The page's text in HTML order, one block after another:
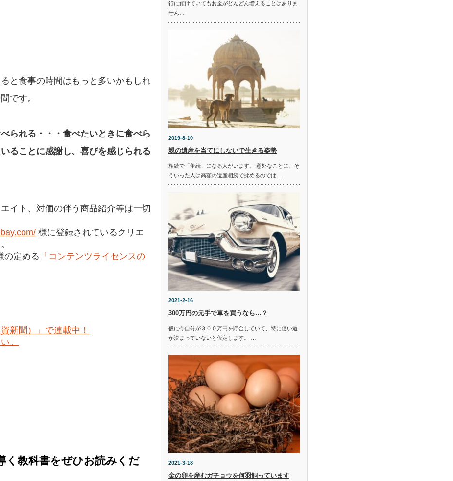
と食事の時間はもっと多いかもしれ
です。
られる・・・食べたいときに食べら
ることに感謝し、 喜びを感じられる
イト、対価の伴う商品紹介等は一切
様に登録されているクリエ
の定める 「コンテンツライセンスの
新聞）」で連載中！
。
く教科書をぜひお読みくだ
行に預けていてもお金がどんどん増えることはありま
せん…
2019-8-10
親の遺産を当てにしないで生きる姿勢
相続で「争続」になる人がいます。 意外なことに、そ
ういった人は高額の遺産相続で揉めるのでは…
2021-2-16
300万円の元手で車を買うなら…？
仮に今自分が３００万円を貯金していて、特に使い道
が決まっていないと仮定します。 …
2021-3-18
金の卵を産むガチョウを何羽飼っています